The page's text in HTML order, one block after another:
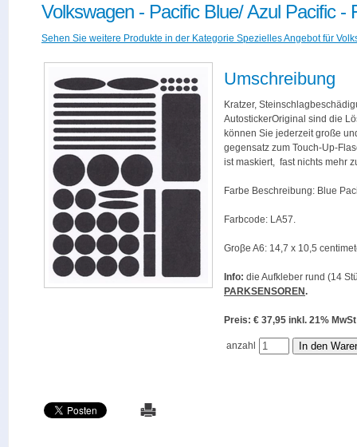
Volkswagen - Pacific Blue/ Azul Pacific -
Sehen Sie weitere Produkte in der Kategorie Spezielles Angebot für
Umschreibung
Kratzer,
AutostickerOriginal sind die
können Sie jederzeit große
gegensatz zum Touch-Up-
ist maskiert, fast nichts mehr
Farbe Beschreibung: Blue
Farbcode: LA57.
Groβe A6: 14,7 x 10,5
Info: die Aufkleber rund (14
PARKSENSOREN.
Preis: € 37,95 inkl. 21%
anzahl